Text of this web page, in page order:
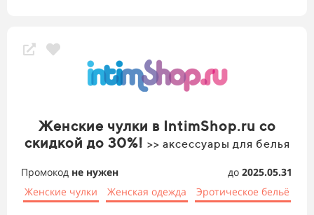
Женские чулки в IntimShop.ru со
скидкой до 30%! >> аксессуары для белья
Промокод не нужен до 2025.05.31
Женские чулки
Женская одежда Эротическое бельё